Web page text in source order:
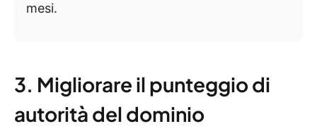
mesi.
3. Migliorare il punteggio di
autorità del dominio